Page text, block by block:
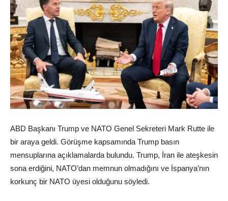
ABD Başkanı Trump ve NATO Genel Sekreteri Mark Rutte ile
bir araya geldi. Görüşme kapsamında Trump basın
mensuplarına açıklamalarda bulundu. Trump, İran ile ateşkesin
sona erdiğini, NATO’dan memnun olmadığını ve İspanya’nın
korkunç bir NATO üyesi olduğunu söyledi.